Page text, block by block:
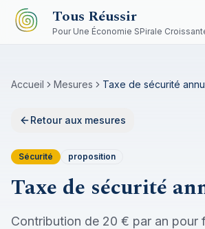
Aller au contenu principal
Tous Réussir
Pour Une Économie SPirale
Accueil Mesures Taxe de sécurité
Retour aux mesures
Sécurité proposition
Taxe de sécurité
Contribution de 20 € par an pour